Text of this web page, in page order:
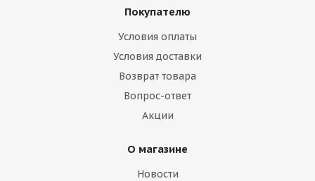
Покупателю
Условия оплаты
Условия доставки
Возврат товара
Вопрос-ответ
Акции
О магазине
Новости